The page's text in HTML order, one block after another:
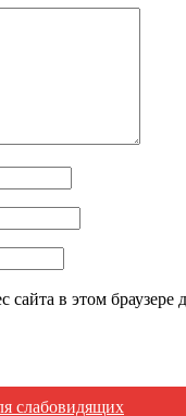
в этом браузере
слабовидящих